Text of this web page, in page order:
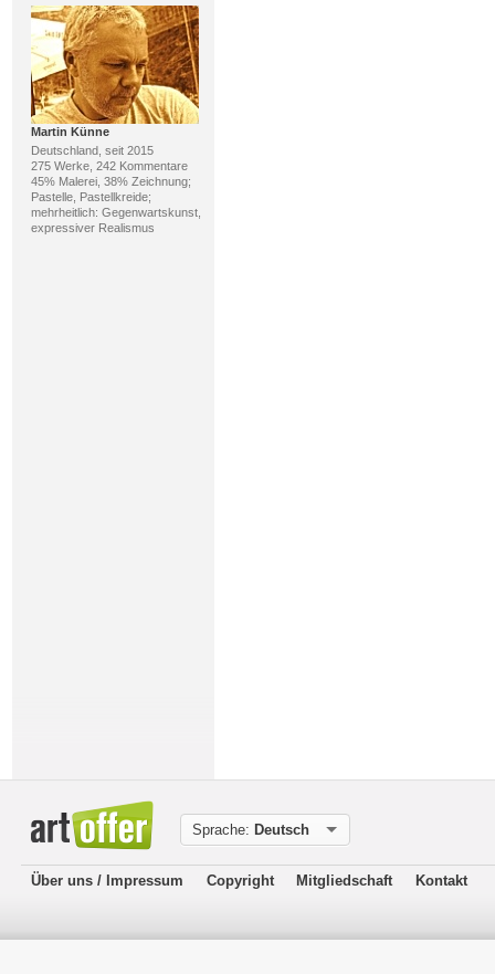
Martin Künne
Deutschland, seit 2015
275 Werke, 242 Kommentare
45% Malerei, 38% Zeichnung;
Pastelle, Pastellkreide;
mehrheitlich: Gegenwartskunst,
expressiver Realismus
Sprache: Deutsch
Über uns / Impressum Copyright Mitgliedschaft Kontakt